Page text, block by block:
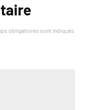
obligatoires sont indiqués